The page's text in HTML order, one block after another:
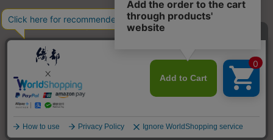
商品を探す SEARCH
ONLINE STORE
COPYRIGHT © ORIBE ALL RIGHTS RESERVED.